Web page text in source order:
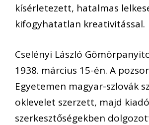
kísérletezett, hatalmas
kifogyhatatlan kreativitással.
Cselényi László
1938. március 15-én. A
Egyetemen magyar-szlovák
oklevelet szerzett, majd
szerkesztőségekben